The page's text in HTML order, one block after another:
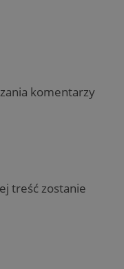
komentarzy
treść zostanie